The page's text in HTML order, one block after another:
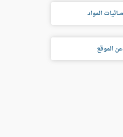
المواد
الموقع